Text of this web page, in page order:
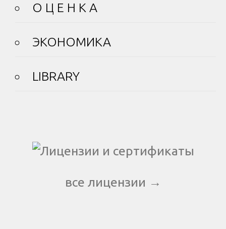
О Ц Е Н К А
ЭКОНОМИКА
LIBRARY
все лицензии →